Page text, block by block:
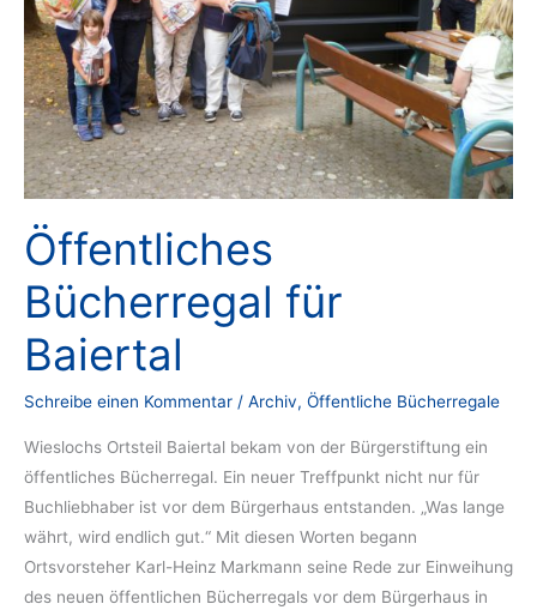
Öffentliches
Bücherregal für
Baiertal
Schreibe einen Kommentar / Archiv, Öffentliche Bücherregale
Wieslochs Ortsteil Baiertal bekam von der Bürgerstiftung ein
öffentliches Bücher­regal. Ein neuer Treffpunkt nicht nur für
Buch­liebhaber ist vor dem Bürgerhaus entstanden. „Was lange
währt, wird endlich gut.“ Mit diesen Worten begann
Ortsvorsteher Karl-Heinz Markmann seine Rede zur Einweihung
des neuen öffentlichen Bücherregals vor dem Bürgerhaus in